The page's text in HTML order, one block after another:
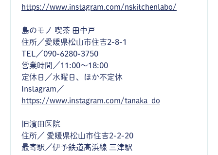
https://www.instagram.com/nskitchenlabo/
島のモノ 喫茶 田中戸
住所／愛媛県松山市住吉2-8-1
TEL／090-6280-3750
営業時間／11:00～18:00
定休日／水曜日、ほか不定休
Instagram／
https://www.instagram.com/tanaka_do
旧濱田医院
住所／ 愛媛県松山市住吉2-2-20
最寄駅／伊予鉄道高浜線 三津駅